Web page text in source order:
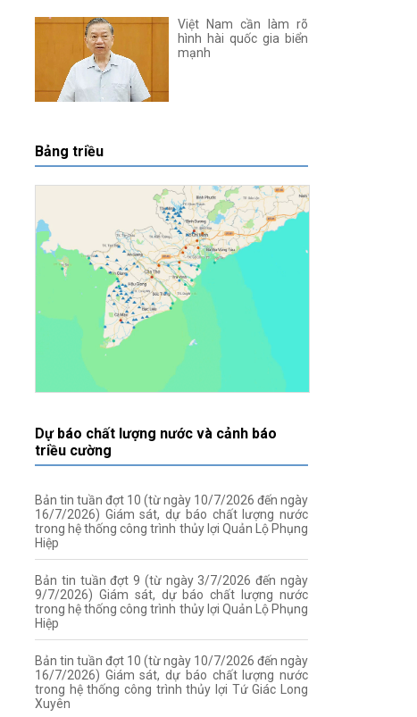
Việt Nam cần làm rõ
hình hài quốc gia biển
mạnh
Bảng triều
Dự báo chất lượng nước và cảnh báo
triều cường
Bản tin tuần đợt 10 (từ ngày 10/7/2026 đến ngày
16/7/2026) Giám sát, dự báo chất lượng nước
trong hệ thống công trình thủy lợi Quản Lộ Phụng
Hiệp
Bản tin tuần đợt 9 (từ ngày 3/7/2026 đến ngày
9/7/2026) Giám sát, dự báo chất lượng nước
trong hệ thống công trình thủy lợi Quản Lộ Phụng
Hiệp
Bản tin tuần đợt 10 (từ ngày 10/7/2026 đến ngày
16/7/2026) Giám sát, dự báo chất lượng nước
trong hệ thống công trình thủy lợi Tứ Giác Long
Xuyên